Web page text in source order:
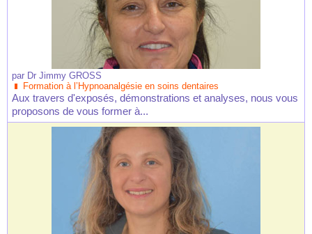
par Dr Jimmy GROSS
Formation à l’Hypnoanalgésie en soins dentaires
Aux travers d'exposés, démonstrations et analyses, nous vous
proposons de vous former à...